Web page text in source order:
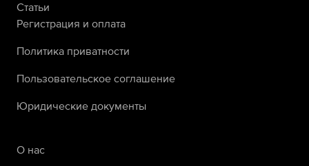
Статьи
Регистрация и оплата
Политика приватности
Пользовательское соглашение
Юридические документы
О нас